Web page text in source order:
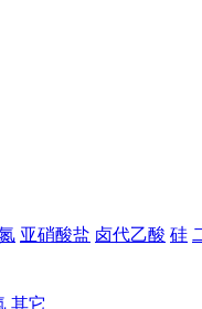
亚硝酸盐 卤代乙酸 硅
其它